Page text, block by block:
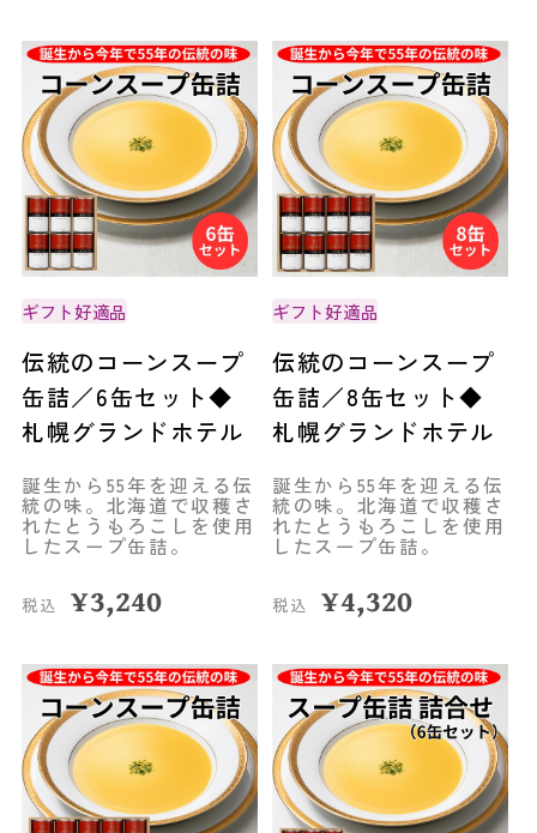
ギフト好適品
伝統のコーンスープ
缶詰／6缶セット◆
札幌グランドホテル
誕生から55年を迎える伝
統の味。北海道で収穫さ
れたとうもろこしを使用
したスープ缶詰。
税込 ¥3,240
ギフト好適品
伝統のコーンスープ
缶詰／8缶セット◆
札幌グランドホテル
誕生から55年を迎える伝
統の味。北海道で収穫さ
れたとうもろこしを使用
したスープ缶詰。
税込 ¥4,320